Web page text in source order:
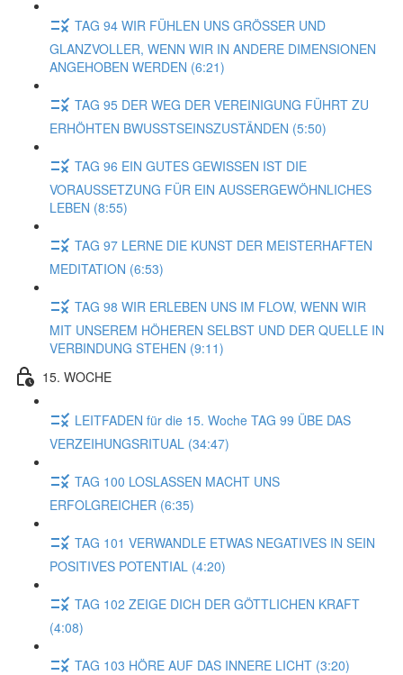
TAG 94 WIR FÜHLEN UNS GRÖSSER UND
GLANZVOLLER, WENN WIR IN ANDERE DIMENSIONEN
ANGEHOBEN WERDEN (6:21)
TAG 95 DER WEG DER VEREINIGUNG FÜHRT ZU
ERHÖHTEN BWUSSTSEINSZUSTÄNDEN (5:50)
TAG 96 EIN GUTES GEWISSEN IST DIE
VORAUSSETZUNG FÜR EIN AUSSERGEWÖHNLICHES
LEBEN (8:55)
TAG 97 LERNE DIE KUNST DER MEISTERHAFTEN
MEDITATION (6:53)
TAG 98 WIR ERLEBEN UNS IM FLOW, WENN WIR
MIT UNSEREM HÖHEREN SELBST UND DER QUELLE IN
VERBINDUNG STEHEN (9:11)
15. WOCHE
LEITFADEN für die 15. Woche TAG 99 ÜBE DAS
VERZEIHUNGSRITUAL (34:47)
TAG 100 LOSLASSEN MACHT UNS
ERFOLGREICHER (6:35)
TAG 101 VERWANDLE ETWAS NEGATIVES IN SEIN
POSITIVES POTENTIAL (4:20)
TAG 102 ZEIGE DICH DER GÖTTLICHEN KRAFT
(4:08)
TAG 103 HÖRE AUF DAS INNERE LICHT (3:20)